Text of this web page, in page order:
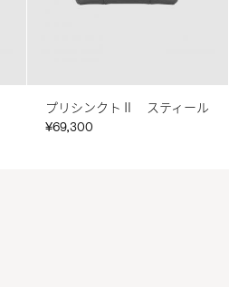
プリシンクトⅡ スティール
¥69,300